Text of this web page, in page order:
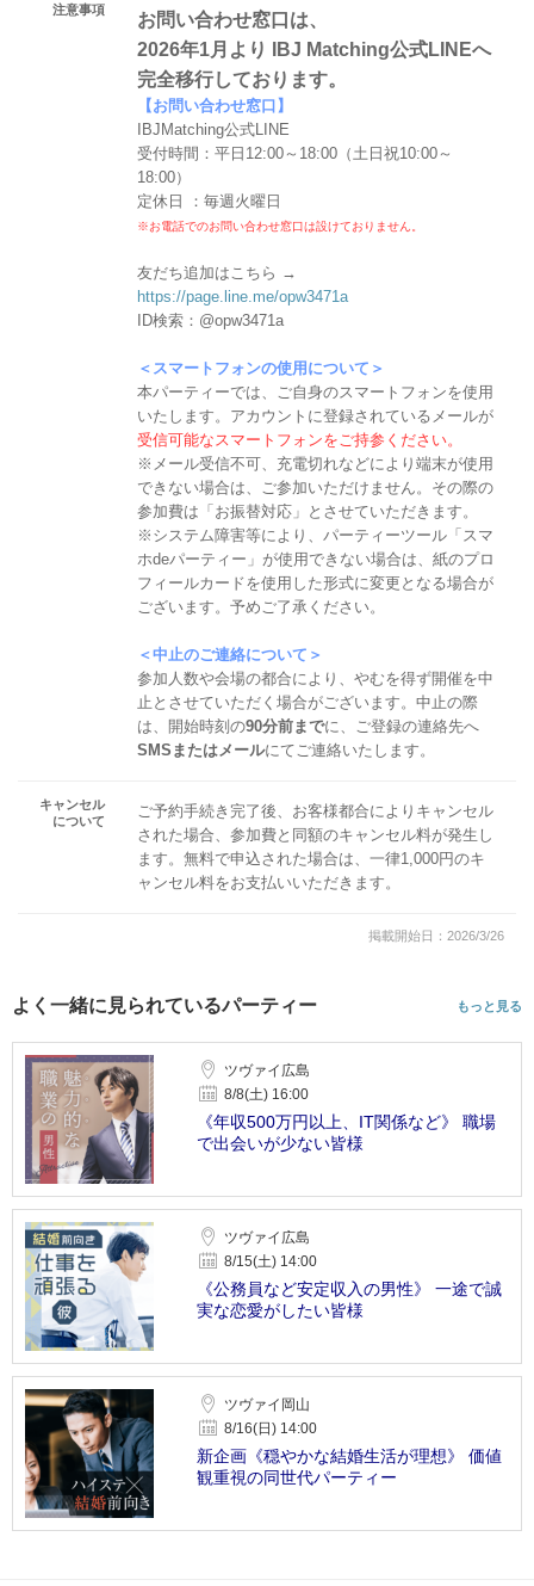
注意事項
お問い合わせ窓口は、
2026年1月より IBJ Matching公式LINEへ
完全移行しております。
【お問い合わせ窓口】
IBJMatching公式LINE
受付時間：平日12:00～18:00（土日祝10:00～
18:00）
定休日 ：毎週火曜日
※お電話でのお問い合わせ窓口は設けておりません。
友だち追加はこちら →
https://page.line.me/opw3471a
ID検索：@opw3471a
＜スマートフォンの使用について＞
本パーティーでは、ご自身のスマートフォンを使用
いたします。アカウントに登録されているメールが
受信可能なスマートフォンをご持参ください。
※メール受信不可、充電切れなどにより端末が使用
できない場合は、ご参加いただけません。その際の
参加費は「お振替対応」とさせていただきます。
※システム障害等により、パーティーツール「スマ
ホdeパーティー」が使用できない場合は、紙のプロ
フィールカードを使用した形式に変更となる場合が
ございます。予めご了承ください。
＜中止のご連絡について＞
参加人数や会場の都合により、やむを得ず開催を中
止とさせていただく場合がございます。中止の際
は、開始時刻の90分前までに、ご登録の連絡先へ
SMSまたはメールにてご連絡いたします。
キャンセル
について
ご予約手続き完了後、お客様都合によりキャンセル
された場合、参加費と同額のキャンセル料が発生し
ます。無料で申込された場合は、一律1,000円のキ
ャンセル料をお支払いいただきます。
掲載開始日：2026/3/26
よく一緒に見られているパーティー もっと見る
ツヴァイ広島
8/8(土) 16:00
《年収500万円以上、IT関係など》 職場
で出会いが少ない皆様
ツヴァイ広島
8/15(土) 14:00
《公務員など安定収入の男性》 一途で誠
実な恋愛がしたい皆様
ツヴァイ岡山
8/16(日) 14:00
新企画《穏やかな結婚生活が理想》 価値
観重視の同世代パーティー